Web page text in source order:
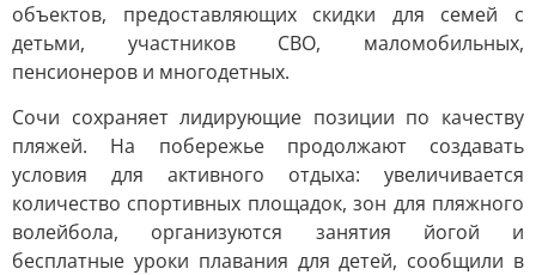
объектов, предоставляющих скидки для семей с
детьми, участников СВО, маломобильных,
пенсионеров и многодетных.
Сочи сохраняет лидирующие позиции по качеству
пляжей. На побережье продолжают создавать
условия для активного отдыха: увеличивается
количество спортивных площадок, зон для пляжного
волейбола, организуются занятия йогой и
бесплатные уроки плавания для детей, сообщили в